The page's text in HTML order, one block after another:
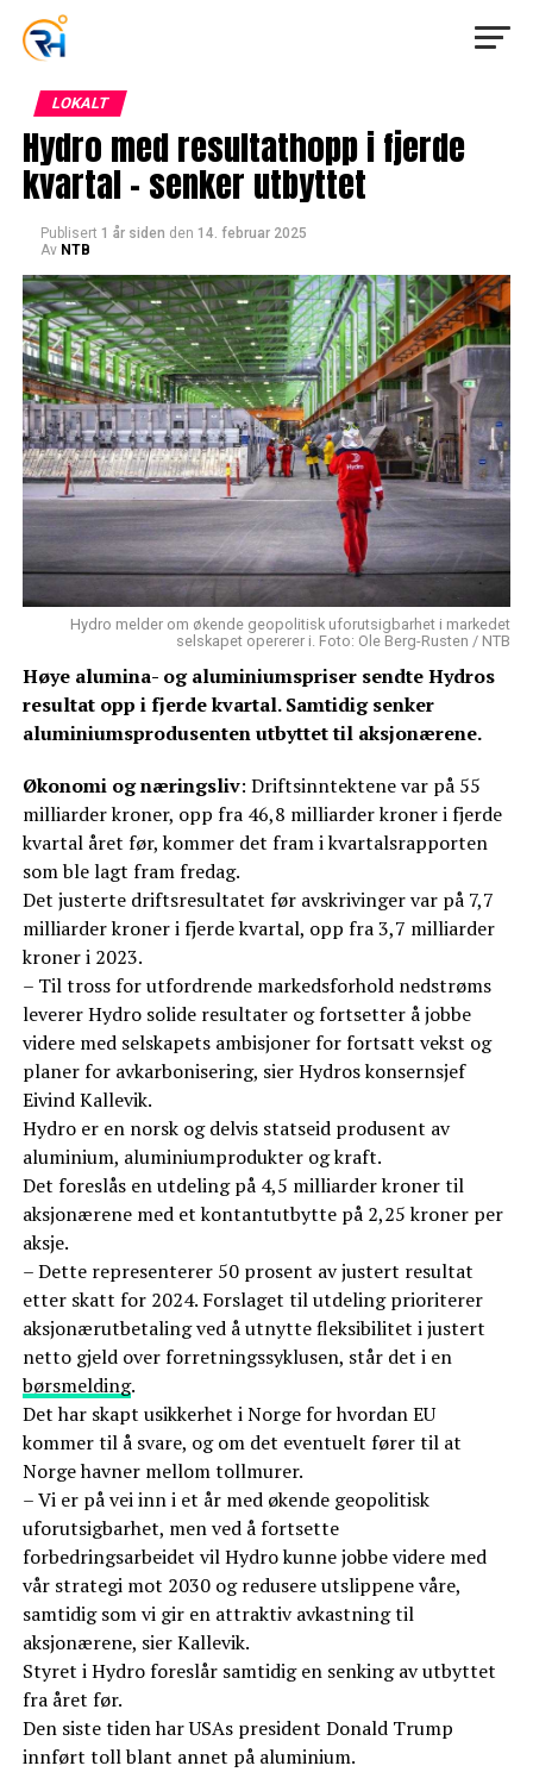
LOKALT
Hydro med resultathopp i fjerde
kvartal – senker utbyttet
Publisert 1 år siden den 14. februar 2025
Av NTB
Hydro melder om økende geopolitisk uforutsigbarhet i markedet
selskapet opererer i. Foto: Ole Berg-Rusten / NTB
Høye alumina- og aluminiumspriser sendte Hydros
resultat opp i fjerde kvartal. Samtidig senker
aluminiumsprodusenten utbyttet til aksjonærene.
Økonomi og næringsliv: Driftsinntektene var på 55
milliarder kroner, opp fra 46,8 milliarder kroner i fjerde
kvartal året før, kommer det fram i kvartalsrapporten
som ble lagt fram fredag.
Det justerte driftsresultatet før avskrivinger var på 7,7
milliarder kroner i fjerde kvartal, opp fra 3,7 milliarder
kroner i 2023.
– Til tross for utfordrende markedsforhold nedstrøms
leverer Hydro solide resultater og fortsetter å jobbe
videre med selskapets ambisjoner for fortsatt vekst og
planer for avkarbonisering, sier Hydros konsernsjef
Eivind Kallevik.
Hydro er en norsk og delvis statseid produsent av
aluminium, aluminiumprodukter og kraft.
Det foreslås en utdeling på 4,5 milliarder kroner til
aksjonærene med et kontantutbytte på 2,25 kroner per
aksje.
– Dette representerer 50 prosent av justert resultat
etter skatt for 2024. Forslaget til utdeling prioriterer
aksjonærutbetaling ved å utnytte fleksibilitet i justert
netto gjeld over forretningssyklusen, står det i en
børsmelding.
Det har skapt usikkerhet i Norge for hvordan EU
kommer til å svare, og om det eventuelt fører til at
Norge havner mellom tollmurer.
– Vi er på vei inn i et år med økende geopolitisk
uforutsigbarhet, men ved å fortsette
forbedringsarbeidet vil Hydro kunne jobbe videre med
vår strategi mot 2030 og redusere utslippene våre,
samtidig som vi gir en attraktiv avkastning til
aksjonærene, sier Kallevik.
Styret i Hydro foreslår samtidig en senking av utbyttet
fra året før.
Den siste tiden har USAs president Donald Trump
innført toll blant annet på aluminium.